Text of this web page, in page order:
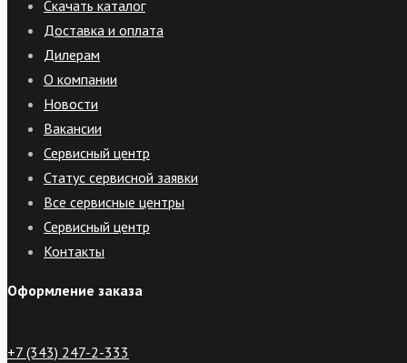
Скачать каталог
Доставка и оплата
Дилерам
О компании
Новости
Вакансии
Сервисный центр
Статус сервисной заявки
Все сервисные центры
Сервисный центр
Контакты
Оформление заказа
+7 (343) 247-2-333